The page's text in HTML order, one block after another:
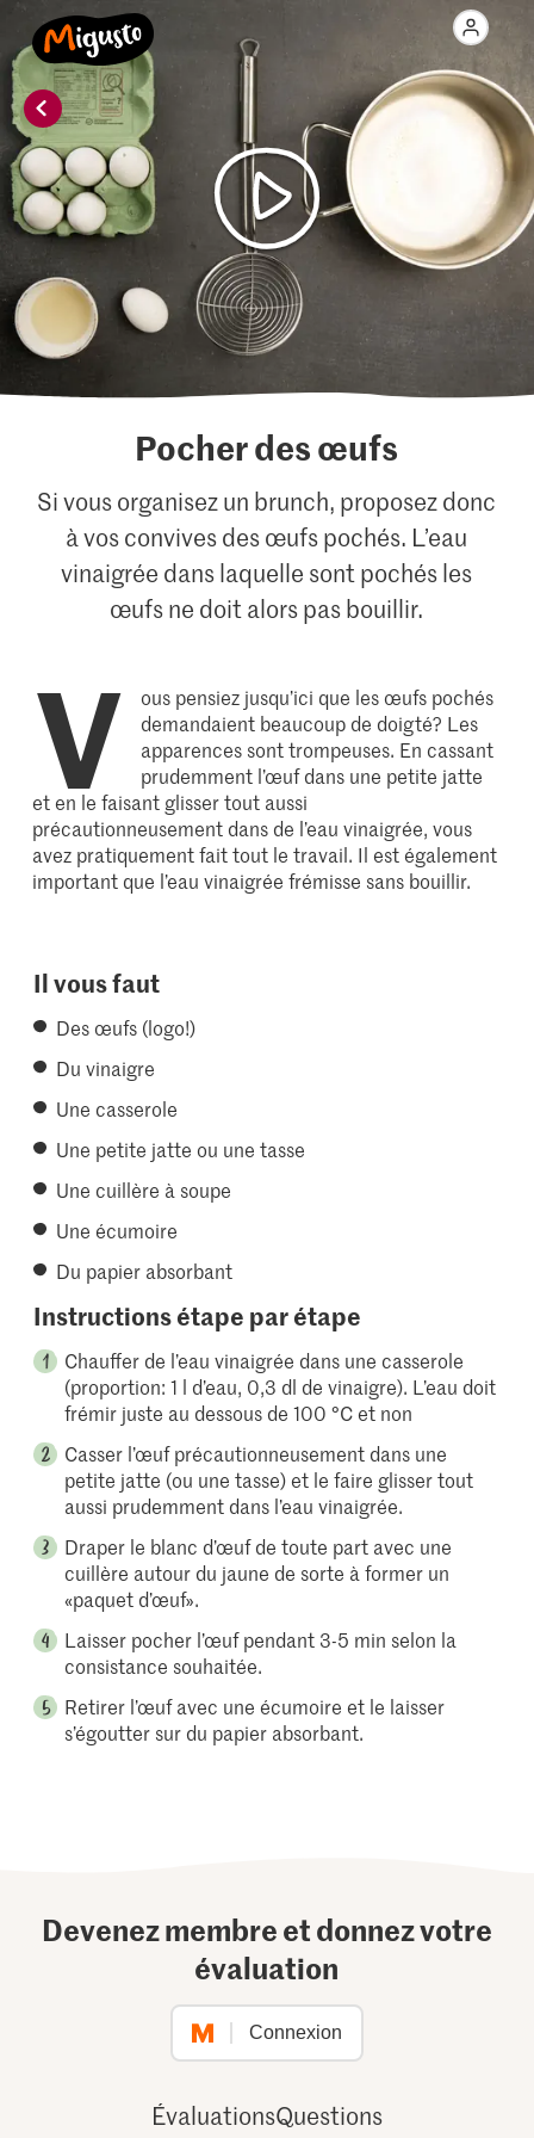
Pocher des œufs
Si vous organisez un brunch, proposez donc
à vos convives des œufs pochés. L’eau
vinaigrée dans laquelle sont pochés les
œufs ne doit alors pas bouillir.
V
ous pensiez jusqu’ici que les œufs pochés
demandaient beaucoup de doigté? Les
apparences sont trompeuses. En cassant
prudemment l’œuf dans une petite jatte
et en le faisant glisser tout aussi
précautionneusement dans de l’eau vinaigrée, vous
avez pratiquement fait tout le travail. Il est également
important que l’eau vinaigrée frémisse sans bouillir.
Il vous faut
Des œufs (logo!)
Du vinaigre
Une casserole
Une petite jatte ou une tasse
Une cuillère à soupe
Une écumoire
Du papier absorbant
Instructions étape par étape
Chauffer de l’eau vinaigrée dans une casserole
(proportion: 1 l d’eau, 0,3 dl de vinaigre). L’eau doit
frémir juste au dessous de 100 °C et non
Casser l’œuf précautionneusement dans une
petite jatte (ou une tasse) et le faire glisser tout
aussi prudemment dans l’eau vinaigrée.
Draper le blanc d’œuf de toute part avec une
cuillère autour du jaune de sorte à former un
«paquet d’œuf».
Laisser pocher l’œuf pendant 3-5 min selon la
consistance souhaitée.
Retirer l’œuf avec une écumoire et le laisser
s’égoutter sur du papier absorbant.
Devenez membre et donnez votre
évaluation
Connexion
ÉvaluationsQuestions